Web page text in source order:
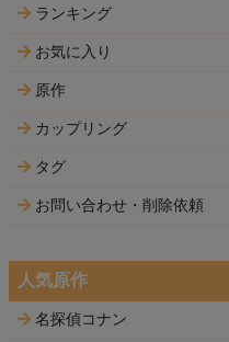
ランキング
お気に入り
原作
カップリング
タグ
お問い合わせ・削除依頼
人気原作
名探偵コナン